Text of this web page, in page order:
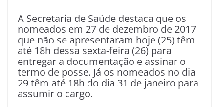
A Secretaria de Saúde destaca que os
nomeados em 27 de dezembro de 2017
que não se apresentaram hoje (25) têm
até 18h dessa sexta-feira (26) para
entregar a documentação e assinar o
termo de posse. Já os nomeados no dia
29 têm até 18h do dia 31 de janeiro para
assumir o cargo.